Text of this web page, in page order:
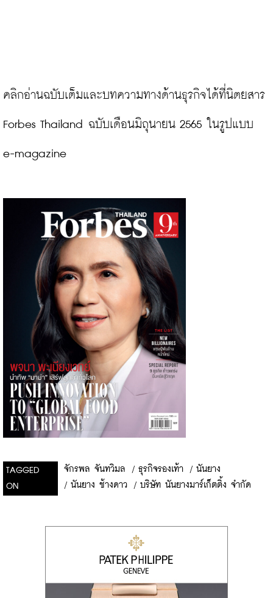
คลิกอ่านฉบับเต็มและบทความทางด้านธุรกิจได้ที่นิตยสาร
Forbes Thailand ฉบับเดือนมิถุนายน 2565 ในรูปแบบ
e-magazine
TAGGED
ON
จักรพล จันทวิมล / ธุรกิจรองเท้า / นันยาง
/ นันยาง ช้างดาว / บริษัท นันยางมาร์เก็ตติ้ง จำกัด